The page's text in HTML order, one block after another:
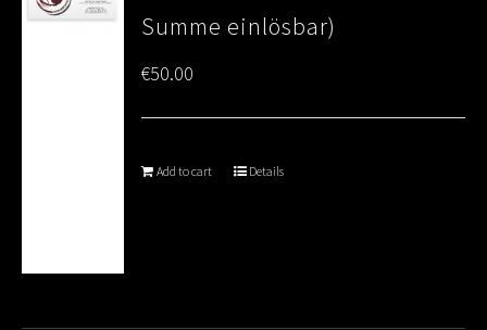
Summe einlösbar)
€50.00
Add to cart Details